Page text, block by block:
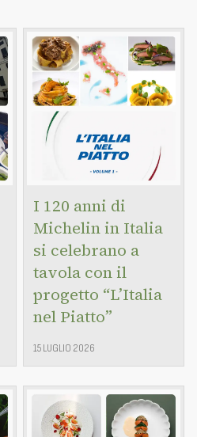
I 120 anni di
Michelin in Italia
si celebrano a
tavola con il
progetto “L’Italia
nel Piatto”
15 LUGLIO 2026